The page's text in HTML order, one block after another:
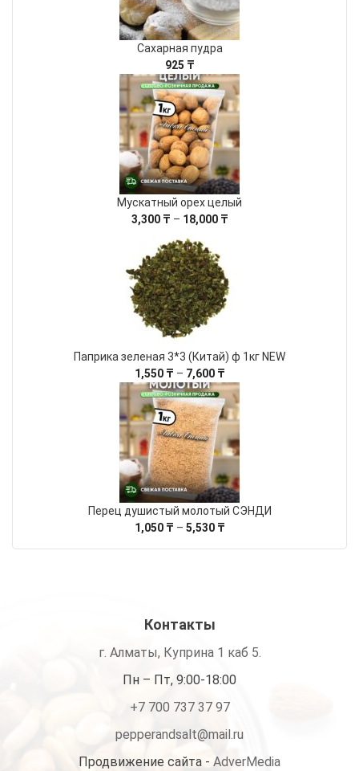
Сахарная пудра
925 ₸
Мускатный орех целый
3,300 ₸ – 18,000 ₸Диапазон
18,000 ₸
Паприка зеленая 3*3 (Китай) ф 1кг NEW
1,550 ₸ – 7,600 ₸Диапазон
цен:
1,550 ₸
–
7,600 ₸
Перец душистый молотый СЭНДИ
1,050 ₸ – 5,530 ₸Диапазон
Контакты
г. Алматы, Куприна 1 каб 5.
Пн – Пт, 9:00-18:00
+7 700 737 37 97
pepperandsalt@mail.ru
Продвижение сайта - AdverMedia